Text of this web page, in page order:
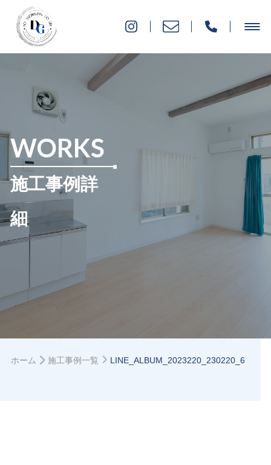
WORKS
施工事例詳
細
ホーム 施工事例一覧 LINE_ALBUM_2023220_230220_6